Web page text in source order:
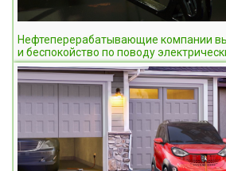
Нефтеперерабатывающие компании
и беспокойство по поводу